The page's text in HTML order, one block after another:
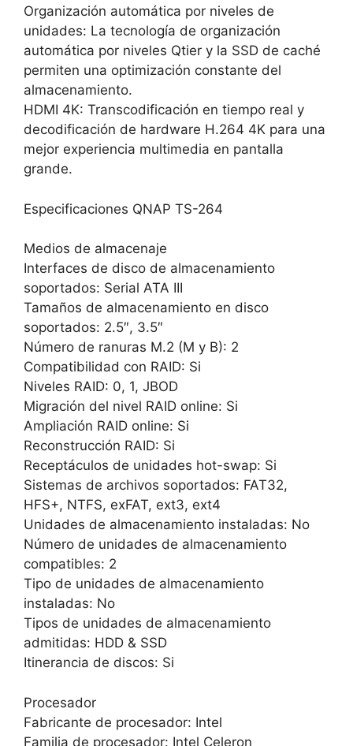
Organización automática por niveles de
unidades: La tecnología de organización
automática por niveles Qtier y la SSD de caché
permiten una optimización constante del
almacenamiento.
HDMI 4K: Transcodificación en tiempo real y
decodificación de hardware H.264 4K para una
mejor experiencia multimedia en pantalla
grande.
Especificaciones QNAP TS-264
Medios de almacenaje
Interfaces de disco de almacenamiento
soportados: Serial ATA III
Tamaños de almacenamiento en disco
soportados: 2.5″, 3.5″
Número de ranuras M.2 (M y B): 2
Compatibilidad con RAID: Si
Niveles RAID: 0, 1, JBOD
Migración del nivel RAID online: Si
Ampliación RAID online: Si
Reconstrucción RAID: Si
Receptáculos de unidades hot-swap: Si
Sistemas de archivos soportados: FAT32,
HFS+, NTFS, exFAT, ext3, ext4
Unidades de almacenamiento instaladas: No
Número de unidades de almacenamiento
compatibles: 2
Tipo de unidades de almacenamiento
instaladas: No
Tipos de unidades de almacenamiento
admitidas: HDD & SSD
Itinerancia de discos: Si
Procesador
Fabricante de procesador: Intel
Familia de procesador: Intel Celeron